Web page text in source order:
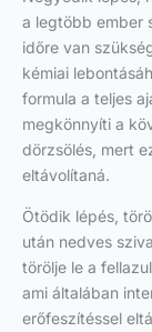
a legtöbb ember
időre van
kémiai
formula a teljes
megkönnyíti a
dörzsölés, mert
eltávolítaná.
Ötödik lépés,
után nedves
törölje le a
ami általában
erőfeszítéssel